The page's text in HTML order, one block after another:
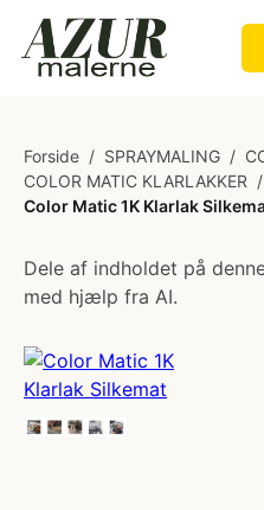
Forside / SPRAYMALING /
COLOR MATIC KLARLAKKER /
Color Matic 1K Klarlak
Dele af indholdet på
med hjælp fra AI.